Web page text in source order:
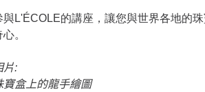
與L'ÉCOLE的講座，讓您與世界各地的
。
片:
寶盒上的龍手繪圖